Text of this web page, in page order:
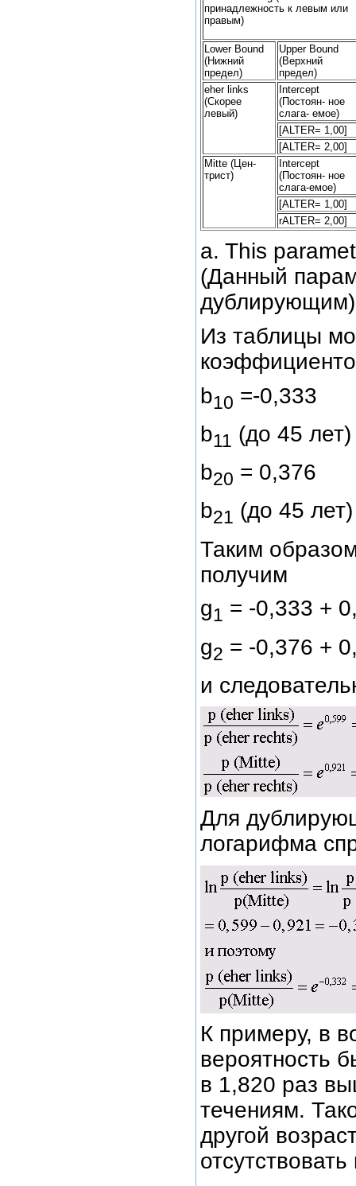
принадлежность к левым или
правым)
Lower Bound
(Нижний
предел)
Upper Bound
(Верхний
предел)
eher links
(Скорее
левый)
Intercept
(Постоян- ное
слага- емое)
[ALTER= 1,00]
[ALTER= 2,00]
Mitte (Цен-
трист)
Intercept
(Постоян- ное
слага-емое)
[ALTER= 1,00]
rALTER= 2,00]
a. This
(Данный
дублирующим)
Из таблицы
b10 =-0,333
b11 (до 45
b20 = 0,376
b21 (до 45
Таким
получим
g1 = -0,333 +
g2 = -0,376 +
и
Для
логарифма
К примеру, в
вероятность
в 1,820 раз
течениям.
другой